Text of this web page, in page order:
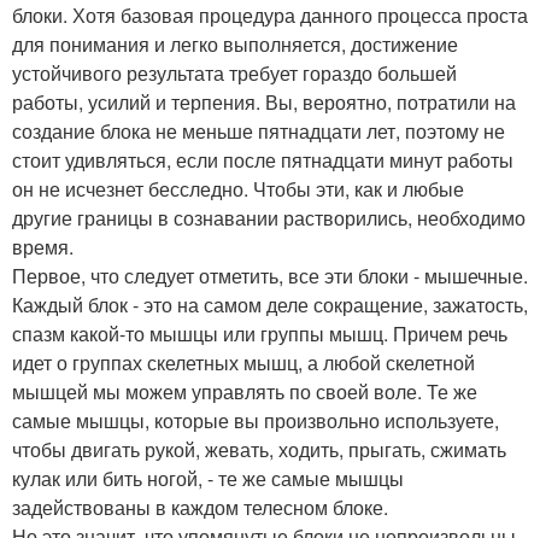
блоки. Хотя базовая процедура данного процесса проста
для понимания и легко выполняется, достижение
устойчивого результата требует гораздо большей
работы, усилий и терпения. Вы, вероятно, потратили на
создание блока не меньше пятнадцати лет, поэтому не
стоит удивляться, если после пятнадцати минут работы
он не исчезнет бесследно. Чтобы эти, как и любые
другие границы в сознавании растворились, необходимо
время.
Первое, что следует отметить, все эти блоки - мышечные.
Каждый блок - это на самом деле сокращение, зажатость,
спазм какой-то мышцы или группы мышц. Причем речь
идет о группах скелетных мышц, а любой скелетной
мышцей мы можем управлять по своей воле. Те же
самые мышцы, которые вы произвольно используете,
чтобы двигать рукой, жевать, ходить, прыгать, сжимать
кулак или бить ногой, - те же самые мышцы
задействованы в каждом телесном блоке.